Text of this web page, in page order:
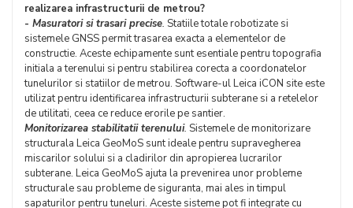
realizarea infrastructurii de metrou?
- Masuratori si trasari precise. Statiile totale robotizate si
sistemele GNSS permit trasarea exacta a elementelor de
constructie. Aceste echipamente sunt esentiale pentru topografia
initiala a terenului si pentru stabilirea corecta a coordonatelor
tunelurilor si statiilor de metrou. Software-ul Leica iCON site este
utilizat pentru identificarea infrastructurii subterane si a retelelor
de utilitati, ceea ce reduce erorile pe santier.
Monitorizarea stabilitatii terenului. Sistemele de monitorizare
structurala Leica GeoMoS sunt ideale pentru supravegherea
miscarilor solului si a cladirilor din apropierea lucrarilor
subterane. Leica GeoMoS ajuta la prevenirea unor probleme
structurale sau probleme de siguranta, mai ales in timpul
sapaturilor pentru tuneluri. Aceste sisteme pot fi integrate cu